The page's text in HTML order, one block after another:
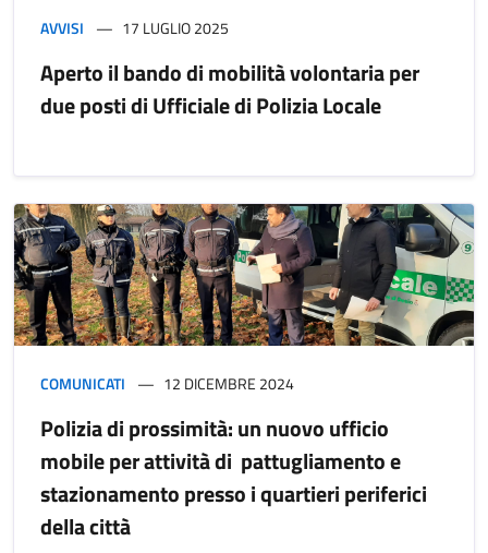
AVVISI 17 LUGLIO 2025
Aperto il bando di mobilità volontaria per
due posti di Ufficiale di Polizia Locale
COMUNICATI 12 DICEMBRE 2024
Polizia di prossimità: un nuovo ufficio
mobile per attività di pattugliamento e
stazionamento presso i quartieri periferici
della città